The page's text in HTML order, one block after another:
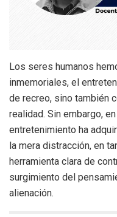
Los seres humanos
inmemoriales, el
de recreo, sino también
realidad. Sin embargo,
entretenimiento ha
la mera distracción, en
herramienta clara de
surgimiento del
alienación.